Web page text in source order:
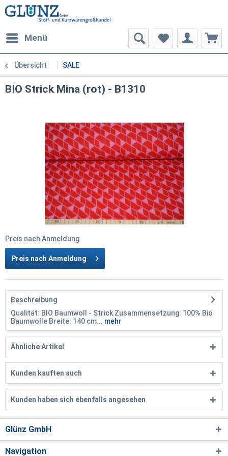
Menü
Übersicht SALE
BIO Strick Mina (rot) - B1310
Preis nach Anmeldung
Preis nach Anmeldung
Beschreibung
Qualität: BIO Baumwoll - Strick Zusammensetzung: 100% Bio
Baumwolle Breite: 140 cm... mehr
Ähnliche Artikel
Kunden kauften auch
Kunden haben sich ebenfalls angesehen
Glünz GmbH
Navigation